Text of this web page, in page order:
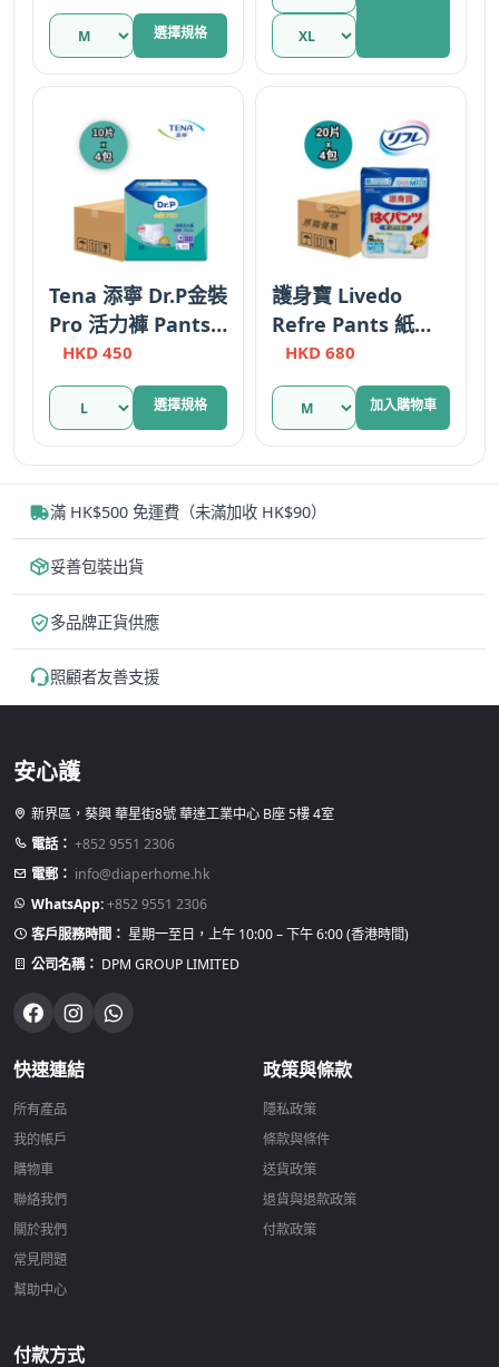
選擇規格
此
產
品
式。
產
品
頁
選
擇
選
項
Tena 添寧 Dr.P金裝
Pro 活力褲 Pants
大碼 夜用型 Night
Super 原箱優惠 瑞
HKD450
選擇規格
此
產
品
有
多
款
可
產
品
選
選
項
護身寶 Livedo
Refre Pants 紙尿
褲 中碼 M 日本製造
HKD680
加入購物車
滿 HK$500 免運費（未滿加收 HK$90）
妥善包裝出貨
多品牌正貨供應
照顧者友善支援
安心護
新界區，葵興 華星街8號 華達工業中心 B座 5樓 4室
電話： +852 9551 2306
電郵： info@diaperhome.hk
WhatsApp:+852 9551 2306
客戶服務時間： 星期一至日，上午 10:00 – 下午 6:00 (香港時間)
公司名稱： DPM GROUP LIMITED
快速連結
所有產品
我的帳戶
購物車
聯絡我們
關於我們
常見問題
幫助中心
政策與條款
隱私政策
條款與條件
送貨政策
退貨與退款政策
付款政策
付款方式